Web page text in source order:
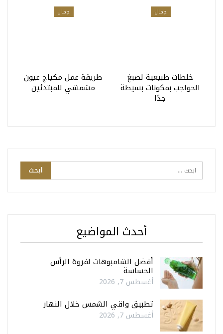
جمال
خلطات طبيعية لصبغ
الحواجب بمكونات بسيطة
جدًا
جمال
طريقة عمل مكياج عيون
مشمشي للمبتدئين
أحدث المواضيع
أفضل الشامبوهات لفروة الرأس
الحساسة
أغسطس 7, 2026
تطبيق واقي الشمس خلال النهار
أغسطس 7, 2026